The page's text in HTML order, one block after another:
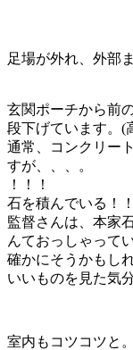
足場が外れ、外部
玄関ポーチから前
段下げています。(
通常、コンクリー
すが、、、。
！！！
石を積んでいる！！
監督さんは、本家
んておっしゃって
確かにそうかもし
いいものを見た気
室内もコツコツと。